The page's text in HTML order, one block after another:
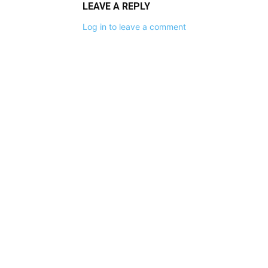
LEAVE A REPLY
Log in to leave a comment